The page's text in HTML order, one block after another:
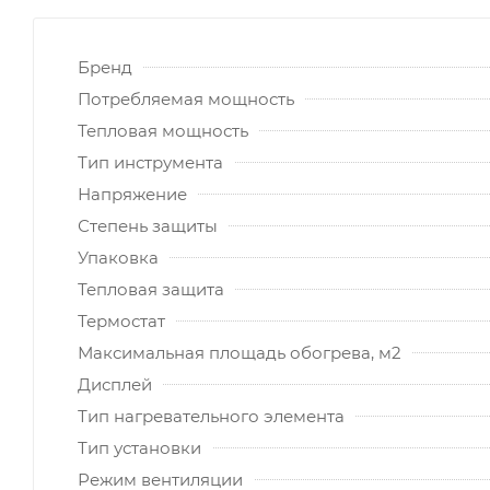
Бренд
Потребляемая мощность
Тепловая мощность
Тип инструмента
Напряжение
Степень защиты
Упаковка
Тепловая защита
Термостат
Максимальная площадь обогрева, м2
Дисплей
Тип нагревательного элемента
Тип установки
Режим вентиляции